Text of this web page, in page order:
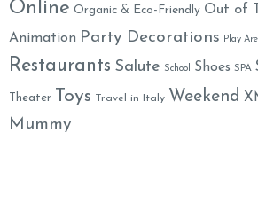
Online Organic & Eco-Friendly Out of
Animation Party Decorations Play
Restaurants Salute School Shoes SPA
Theater Toys Travel in Italy Weekend
Mummy